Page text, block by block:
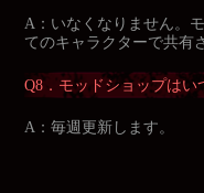
A：いなくなりません。
てのキャラクターで共有
Q8．モッドショップはい
A：毎週更新します。